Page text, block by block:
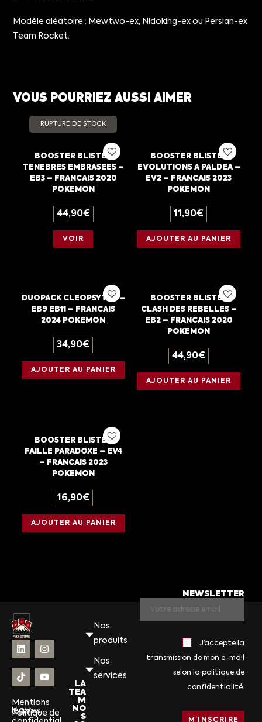
Modèle aléatoire : Mewtwo-ex, Nidoking-ex ou Persian-ex
Team Rocket.
VOUS POURRIEZ AUSSI AIMER
RUPTURE DE STOCK
BOOSTER BLISTER
TENEBRES EMBRASEES –
EB3 – FRANCAIS 2020
POKEMON
44,90€
VOIR
BOOSTER BLISTER
EVOLUTIONS A PALDEA –
EV2 – FRANCAIS 2023
POKEMON
11,90€
AJOUTER AU PANIER
DUOPACK CLEOPSYTRA –
EB9 EB11 – FRANCAIS
2024 POKEMON
34,90€
AJOUTER AU PANIER
BOOSTER BLISTER
CLASH DES REBELLES –
EB2 – FRANCAIS 2020
POKEMON
44,90€
AJOUTER AU PANIER
BOOSTER BLISTER
FAILLE PARADOXE – EV4
– FRANCAIS 2023
POKEMON
16,90€
AJOUTER AU PANIER
Mentions
légales
CGV
Politique de
Nos
produits
Nos
services
LA
TEA
M
NO
S
NEWSLETTER
J’accepte la
transmission de mon e-mail
selon la politique de
confidentialité.